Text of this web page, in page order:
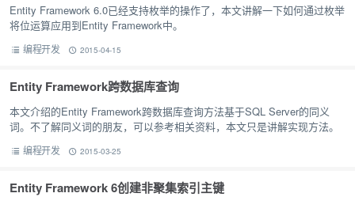
Entity Framework 6.0已经支持枚举的操作了，本文讲解一下如何通过枚举
将位运算应用到Entity Framework中。
编程开发 2015-04-15
Entity Framework跨数据库查询
本文介绍的Entity Framework跨数据库查询方法基于SQL Server的同义
词。不了解同义词的朋友，可以参考相关资料，本文只是讲解实现方法。
编程开发 2015-03-25
Entity Framework 6创建非聚集索引主键